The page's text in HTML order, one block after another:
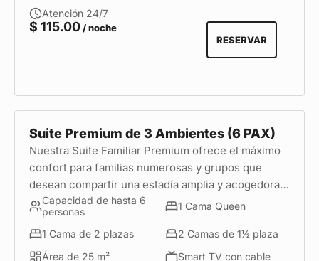
Atención 24/7
$ 115.00 / noche
RESERVAR
Suite Premium de 3 Ambientes (6 PAX)
Nuestra Suite Familiar Premium ofrece el máximo
confort para familias numerosas y grupos que
desean compartir una estadía amplia y acogedora.
Cuenta con tres ambientes independientes, una
cama Queen, una cama de 2 plazas y dos camas de
1½ plaza, además de una kitchenette equipada con
menaje, frigobar, mueble de café y hervidor. Todo
Capacidad de hasta 6
personas
1 Cama Queen
1 Cama de 2 plazas
2 Camas de 1½ plaza
Área de 25 m²
Smart TV con cable